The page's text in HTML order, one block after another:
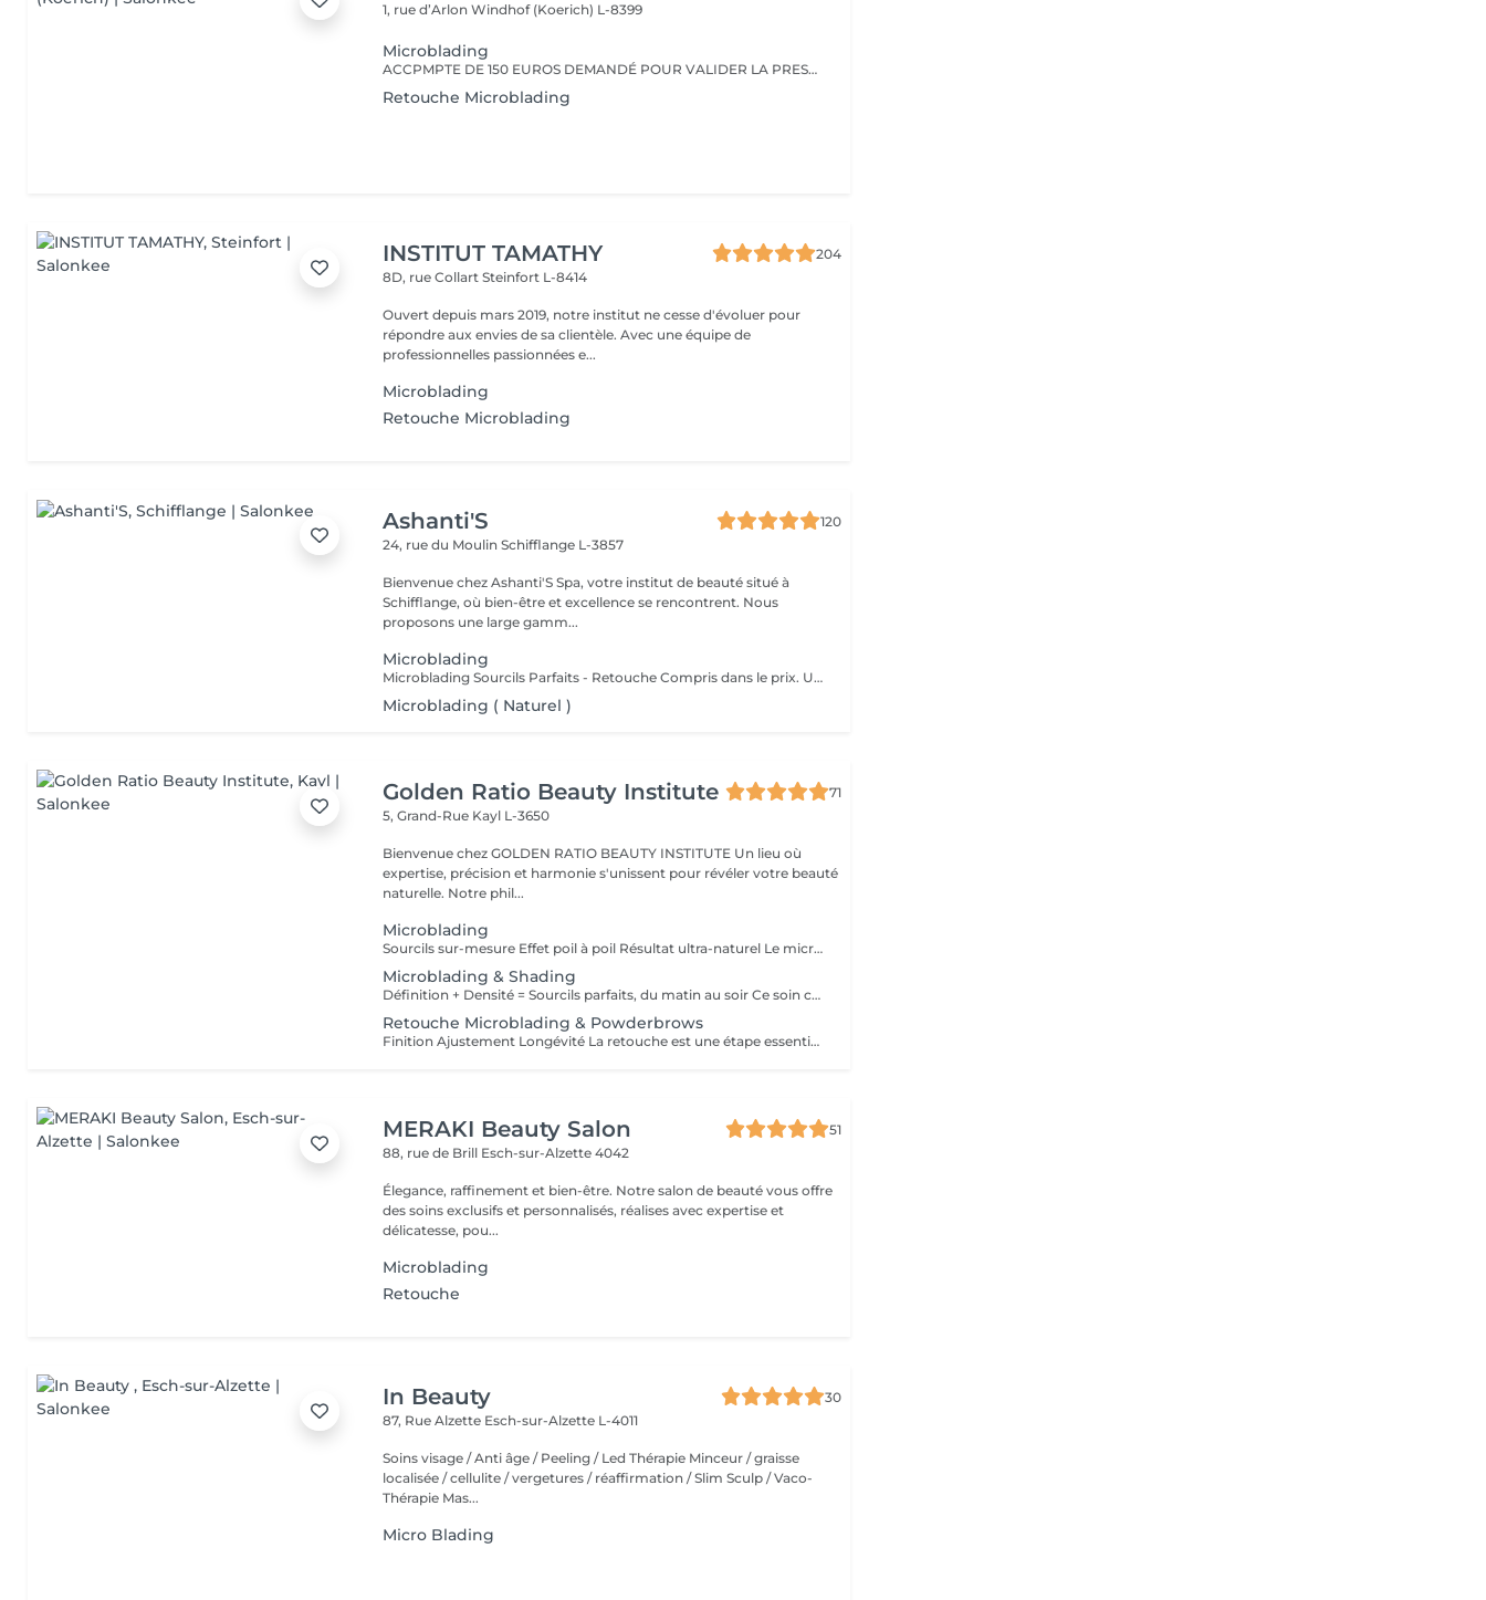
1, rue d’ArlonWindhof (Koerich) L-8399
Microblading
ACCPMPTE DE 150 EUROS DEMANDÉ POUR VALIDER LA PRESTATION. EN CAS D'ANNULATION, MERCI D'APPELER L'INSTITUT AU MOINS 48H À L'AVANCE.
Retouche Microblading
INSTITUT TAMATHY
204
8D, rue CollartSteinfort L-8414
Ouvert depuis mars 2019, notre institut ne cesse d'évoluer pour
répondre aux envies de sa clientèle. Avec une équipe de
professionnelles passionnées e...
Microblading
Retouche Microblading
Ashanti'S
120
24, rue du MoulinSchifflange L-3857
Bienvenue chez Ashanti'S Spa, votre institut de beauté situé à
Schifflange, où bien-être et excellence se rencontrent. Nous
proposons une large gamm...
Microblading
Microblading Sourcils Parfaits - Retouche Compris dans le prix. Un sourcil dessiné avec précision poil à poil, pour un résultat ultra-naturel qui sublime votre regard. Chaque prestation est personnalisée selon la forme de votre visage, votre style et vos envies, pour un effet harmonieux et élégant. Bienfaits : Sourcils pleins et parfaitement dessinés Résultat naturel, comme vos vrais poils Gain de temps au quotidien : fini le maquillage des sourcils Retouche possible pour un effet durable Résultat : un regard sublimé, structuré et naturel, qui attire tous les regards Sur rendez-vous !
Microblading ( Naturel )
Golden Ratio Beauty Institute
71
5, Grand-Rue Kayl L-3650
Bienvenue chez GOLDEN RATIO BEAUTY INSTITUTE Un lieu où
expertise, précision et harmonie s'unissent pour révéler votre beauté
naturelle. Notre phil...
Microblading
Sourcils sur-mesure Effet poil à poil Résultat ultra-naturel Le microblading est une technique de maquillage semi-permanent qui permet de redessiner les sourcils de façon précise et naturelle, en imitant parfaitement l'aspect du poil. À l'aide d'une fine lame composée de micro-aiguilles, des pigments sont implantés manuellement dans la couche superficielle de la peau. Ce soin est idéal pour : restructurer une ligne clairsemée, corriger une asymétrie, gagner du temps au quotidien, sublimer le regard sans maquillage. Résultat : des sourcils harmonieux, élégants et adaptés à la morphologie de votre visage invisiblement travaillés, visiblement magnifiques. La tenue varie de 9 à 18 mois selon le type de peau, le mode de vie et l'entretien.
Microblading & Shading
Définition + Densité = Sourcils parfaits, du matin au soir Ce soin combine deux techniques complémentaires pour un résultat à la fois structuré, doux et sophistiqué : Le microblading (effet poil à poil) recrée chaque poil avec une extrême précision pour redessiner et restructurer la ligne naturelle du sourcil. Le shading (ombrage en dégradé) ajoute de la densité et un effet maquillé très subtil, comme un léger poudré. Cette combinaison est idéale pour les sourcils clairsemés, asymétriques ou manquant de définition, et convient à tous les types de peau, y compris les peaux grasses. Résultat : des sourcils naturels à la base, plus intenses vers la queue, avec un effet make-up no make-up longue durée. Tenue : 12 à 24 mois selon le type de peau et l'entretien.
Retouche Microblading & Powderbrows
Finition Ajustement Longévité La retouche est une étape essentielle pour parfaire le résultat initial du microblading ou des powder brows. Elle permet de : ajuster la forme ou l'intensité, renforcer la couleur, corriger les éventuelles irrégularités liées à la cicatrisation, prolonger la tenue du maquillage semi-permanent. Première retouche recommandée 4 à 8 semaines après la première séance. Ensuite, des retouches annuelles sont conseillées pour entretenir la couleur et la netteté du tracé. Résultat : des sourcils toujours frais, nets et parfaitement définis, sur le long terme. Ce tarif s'applique uniquement aux microbladings & Powderbrows réalisés par notre artiste.
MERAKI Beauty Salon
51
88, rue de Brill Esch-sur-Alzette 4042
Élegance, raffinement et bien-être. Notre salon de beauté vous offre
des soins exclusifs et personnalisés, réalises avec expertise et
délicatesse, pou...
Microblading
Retouche
In Beauty
30
87, Rue Alzette Esch-sur-Alzette L-4011
Soins visage / Anti âge / Peeling / Led Thérapie Minceur / graisse
localisée / cellulite / vergetures / réaffirmation / Slim Sculp / Vaco-
Thérapie Mas...
Micro Blading